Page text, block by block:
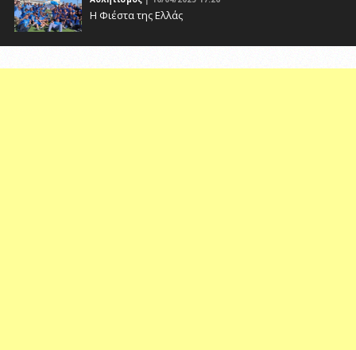
Η Φιέστα της Ελλάς